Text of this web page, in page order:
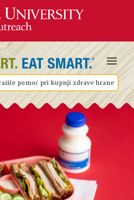
pomoć pri kupnji zdrave hrane